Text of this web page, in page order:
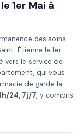
1er Mai à
des soins
Étienne le 1er
vers le service de
qui vous
de garde la
24, 7j/7, y compris